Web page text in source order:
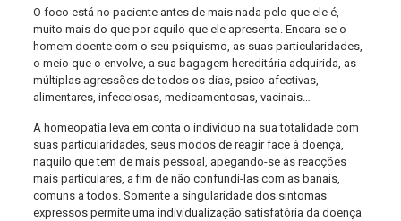
O foco está no paciente antes de mais nada pelo que ele é,
muito mais do que por aquilo que ele apresenta. Encara-se o
homem doente com o seu psiquismo, as suas particularidades,
o meio que o envolve, a sua bagagem hereditária adquirida, as
múltiplas agressões de todos os dias, psico-afectivas,
alimentares, infecciosas, medicamentosas, vacinais…
A homeopatia leva em conta o indivíduo na sua totalidade com
suas particularidades, seus modos de reagir face á doença,
naquilo que tem de mais pessoal, apegando-se às reacções
mais particulares, a fim de não confundi-las com as banais,
comuns a todos. Somente a singularidade dos sintomas
expressos permite uma individualização satisfatória da doença